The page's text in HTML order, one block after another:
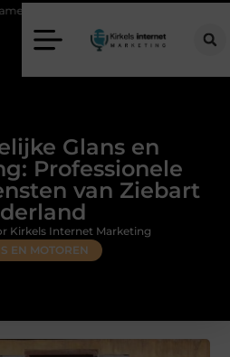
Glans en
Professionele
van Ziebart
EN MOTOREN
Kirkels Internet Marketing